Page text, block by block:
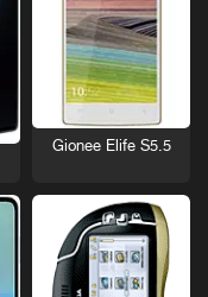
Gionee Elife S5.5